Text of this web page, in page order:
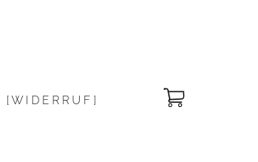
[ W I D E R R U F ]